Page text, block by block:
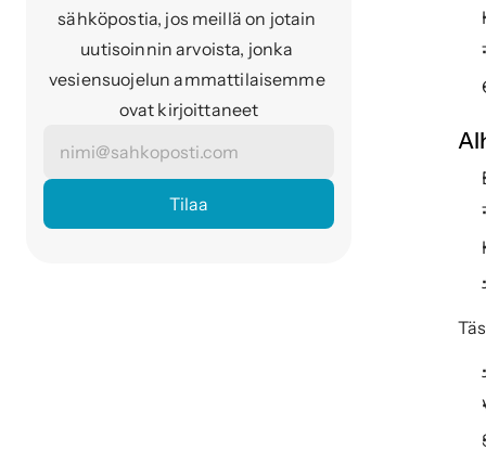
sähköpostia, jos meillä on jotain
uutisoinnin arvoista, jonka
vesiensuojelun ammattilaisemme
ovat kirjoittaneet